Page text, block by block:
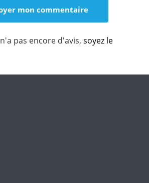
n'a pas encore d'avis, soyez le